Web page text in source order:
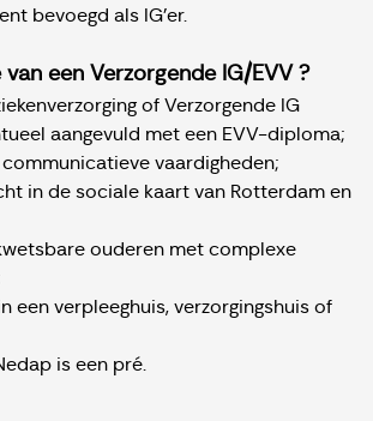
bevoegd als IG’er.
een Verzorgende IG/EVV ?
of Verzorgende IG
aangevuld met een EVV-diploma;
vaardigheden;
in de sociale kaart van Rotterdam en
ouderen met complexe
een verpleeghuis, verzorgingshuis of
is een pré.